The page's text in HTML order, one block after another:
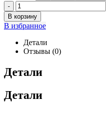
-
В корзину
В избранное
Детали
Отзывы (0)
Детали
Детали